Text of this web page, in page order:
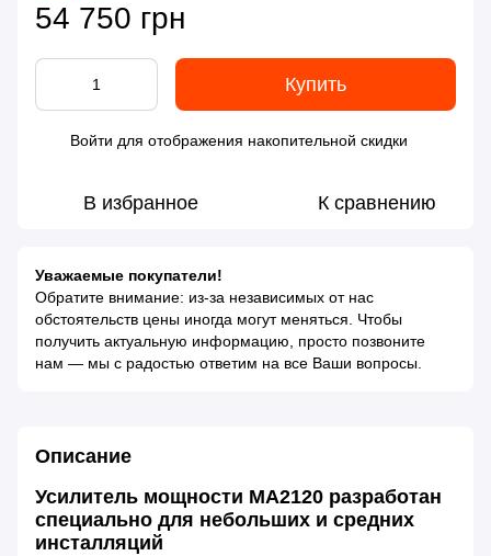
54 750 грн
Купить
Войти для отображения накопительной скидки
В избранное К сравнению
Уважаемые покупатели!
Обратите внимание: из-за независимых от нас
обстоятельств цены иногда могут меняться. Чтобы
получить актуальную информацию, просто позвоните
нам — мы с радостью ответим на все Ваши вопросы.
Описание
Усилитель мощности MA2120 разработан
специально для небольших и средних
инсталляций